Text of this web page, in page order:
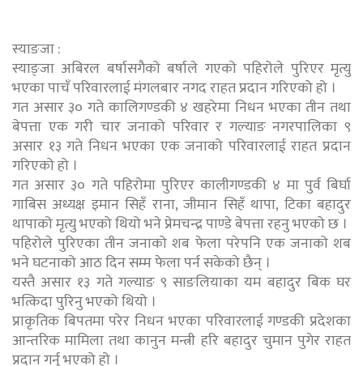
स्याङजा :
स्याङ्जा अबिरल बर्षासगैको बर्षाले गएको पहिरोले पुरिएर मृत्यु
भएका पाचँ परिवारलाई मंगलबार नगद राहत प्रदान गरिएको हो ।
गत असार ३० गते कालिगण्डकी ४ खहरेमा निधन भएका तीन तथा
बेपत्ता एक गरी चार जनाको परिवार र गल्याङ नगरपालिका ९
असार १३ गते निधन भएका एक जनाको परिवारलाई राहत प्रदान
गरिएको हो ।
गत असार ३० गते पहिरोमा पुरिएर कालीगण्डकी ४ मा पुर्व बिर्घा
गाबिस अध्यक्ष इमान सिहँ राना, जीमान सिहँ थापा, टिका बहादुर
थापाको मृत्यु भएको थियो भने प्रेमचन्द्र पाण्डे बेपत्ता रहनु भएको छ ।
पहिरोले पुरिएका तीन जनाको शब फेला परेपनि एक जनाको शब
भने घटनाको आठ दिन सम्म फेला पर्न सकेको छैन् ।
यस्तै असार १३ गते गल्याङ ९ साङलियाका यम बहादुर बिक घर
भत्किदा पुरिनु भएको थियो ।
प्राकृतिक बिपतमा परेर निधन भएका परिवारलाई गण्डकी प्रदेशका
आन्तरिक मामिला तथा कानुन मन्त्री हरि बहादुर चुमान पुगेर राहत
प्रदान गर्नु भएको हो ।